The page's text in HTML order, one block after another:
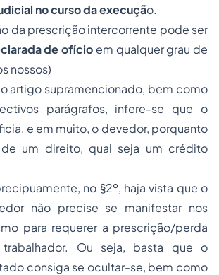
no curso da execução.
da prescrição intercorrente pode ser
de ofício em qualquer grau de
nossos)
artigo supramencionado, bem como
parágrafos, infere-se que o
e em muito, o devedor, porquanto
um direito, qual seja um crédito
no §2º, haja vista que o
não precise se manifestar nos
para requerer a prescrição/perda
Ou seja, basta que o
consiga se ocultar-se, bem como